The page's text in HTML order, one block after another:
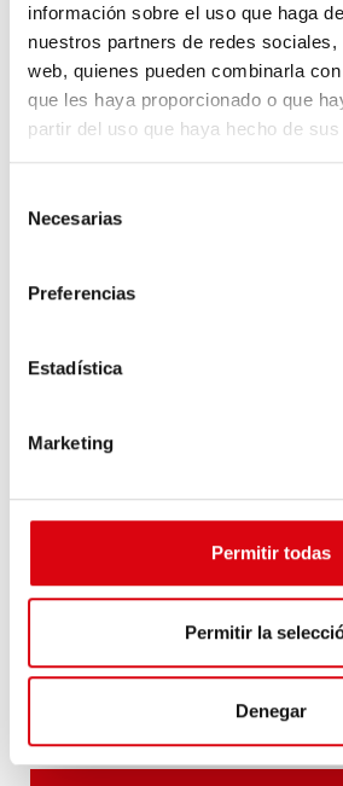
información sobre el uso que haga
nuestros partners de redes
web, quienes pueden combinarla
que les haya proporcionado o que
partir del uso que haya hecho de
Necesarias
Preferencias
Estadística
Marketing
Permitir todas
Permitir la
Denegar
AGM, es obligatorio sustituirla por otra
todos los casos, deberán tener una
Nota: las pequeñas disparidades en
y arranque en frío no afectan en